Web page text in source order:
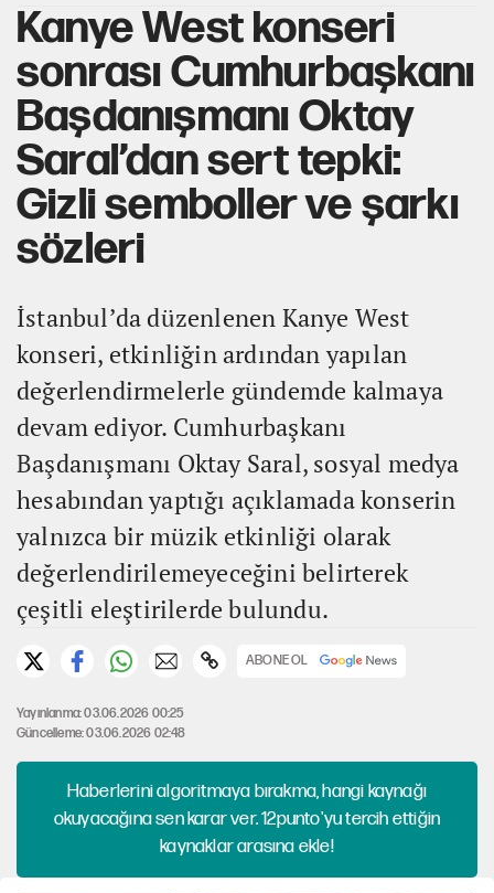
Kanye West konseri
sonrası Cumhurbaşkanı
Başdanışmanı Oktay
Saral’dan sert tepki:
Gizli semboller ve şarkı
sözleri
İstanbul’da düzenlenen Kanye West
konseri, etkinliğin ardından yapılan
değerlendirmelerle gündemde kalmaya
devam ediyor. Cumhurbaşkanı
Başdanışmanı Oktay Saral, sosyal medya
hesabından yaptığı açıklamada konserin
yalnızca bir müzik etkinliği olarak
değerlendirilemeyeceğini belirterek
çeşitli eleştirilerde bulundu.
ABONE OL
Yayınlanma: 03.06.2026 00:25
Güncelleme: 03.06.2026 02:48
Haberlerini algoritmaya bırakma, hangi kaynağı
okuyacağına sen karar ver. 12punto'yu tercih ettiğin
kaynaklar arasına ekle!